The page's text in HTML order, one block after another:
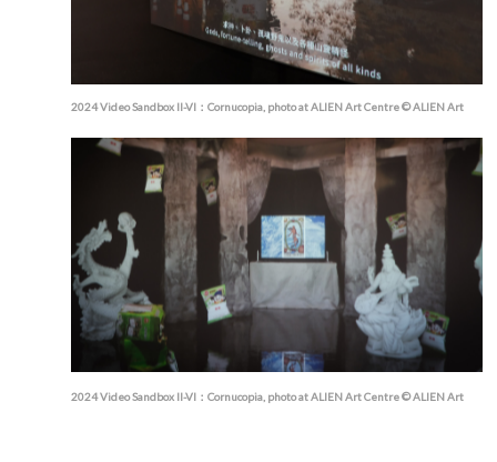
2024 Video Sandbox II-VI：Cornucopia, photo at ALIEN Art Centre © ALIEN Art
2024 Video Sandbox II-VI：Cornucopia, photo at ALIEN Art Centre © ALIEN Art